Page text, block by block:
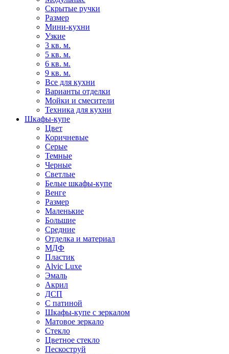
Скрытые ручки
Размер
Мини-кухни
Узкие
3 кв. м.
5 кв. м.
6 кв. м.
9 кв. м.
Все для кухни
Варианты отделки
Мойки и смесители
Техника для кухни
Шкафы-купе
Цвет
Коричневые
Серые
Темные
Черные
Светлые
Белые шкафы-купе
Венге
Размер
Маленькие
Большие
Средние
Отделка и материал
МДФ
Пластик
Alvic Luxe
Эмаль
Акрил
ДСП
С патиной
Шкафы-купе с зеркалом
Матовое зеркало
Стекло
Цветное стекло
Пескоструй